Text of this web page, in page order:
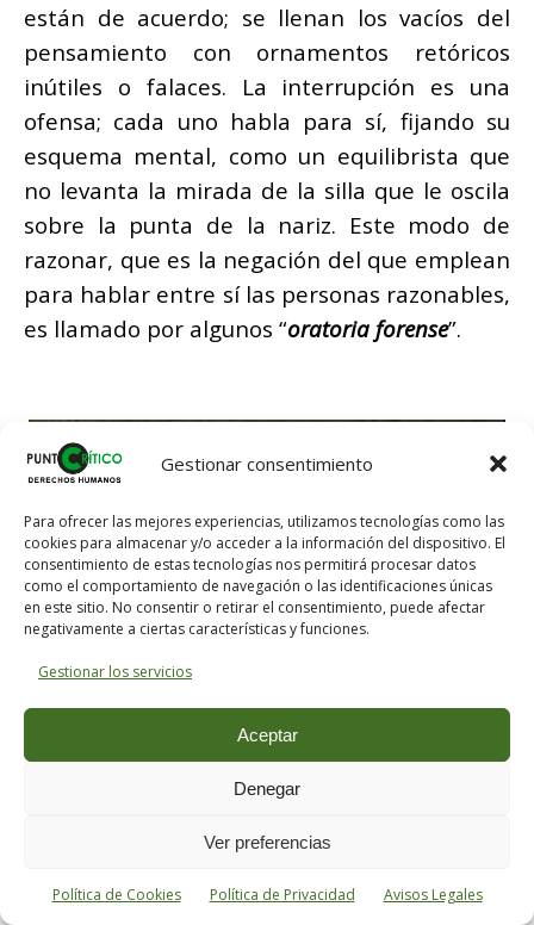
Gestionar consentimiento
Para ofrecer las mejores experiencias, utilizamos tecnologías como las
cookies para almacenar y/o acceder a la información del dispositivo. El
consentimiento de estas tecnologías nos permitirá procesar datos
como el comportamiento de navegación o las identificaciones únicas
en este sitio. No consentir o retirar el consentimiento, puede afectar
negativamente a ciertas características y funciones.
Gestionar los servicios
Aceptar
Denegar
Ver preferencias
Política de Cookies Política de Privacidad Avisos Legales
están de acuerdo; se llenan los vacíos del
pensamiento con ornamentos retóricos
inútiles o falaces. La interrupción es una
ofensa; cada uno habla para sí, fijando su
esquema mental, como un equilibrista que
no levanta la mirada de la silla que le oscila
sobre la punta de la nariz. Este modo de
razonar, que es la negación del que emplean
para hablar entre sí las personas razonables,
es llamado por algunos “oratoria forense”.
Veritas nimium altercando amittitur (la verdad se pierde
Para extirpar de los hábitos forenses esta